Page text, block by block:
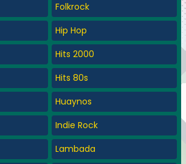
Folkrock
Hip Hop
Hits 2000
Hits 80s
Huaynos
Indie Rock
Lambada